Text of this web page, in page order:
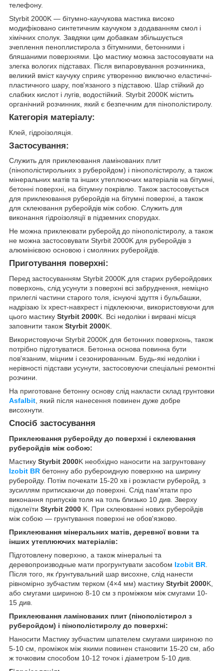
телефону.
Styrbit 2000K — бітумно-каучукова мастика високо
модифіковано синтетичним каучуком з додаванням смол і
хімічних сполук. Завдяки цим добавкам збільшується
зчеплення пеноплистирола з бітумними, бетонними і
бляшаними поверхнями. Цю мастику можна застосовувати на
злегка вологих підставах. Після випаровування розчинника,
великий вміст каучуку сприяє утворенню виключно еластичні-
пластичного шару, пов'язаного з підставою. Шар стійкий до
слабких кислот і лугів, водостійкий. Styrbit 2000K містить
органічний розчинник, який є безпечним для пінополістиролу.
Категорія матеріалу:
Клей, гідроізоляція.
Застосування:
Служить для приклеювання ламінованих плит
(пінополістирольних з руберойдом) і пінополістиролу, а також
мінеральних матів та інших утеплюючих матеріалів на бітумні,
бетонні поверхні, на бітумну покрівлю. Також застосовується
для приклеювання руберойдів на бітумні поверхні, а також
для склеювання руберойдів між собою. Служить для
виконання гідроізоляції в підземних спорудах.
Не можна приклеювати руберойд до пінополістиролу, а також
не можна застосовувати Styrbit 2000K для руберойдів з
алюмінієвою основою і смоляних руберойдів.
Приготування поверхні:
Перед застосуванням Styrbit 2000K для старих руберойдових
поверхонь, слід усунути з поверхні всі забруднення, неміцно
прилеглі частини старого толя, існуючі здуття і бульбашки,
надрізаю їх хрест-навхрест і підклеюючи, використовуючи для
цього мастику Styrbit 2000K. Всі недоліки і вирвані місця
заповнити також Styrbit 2000K.
Використовуючи Styrbit 2000K для бетонних поверхонь, також
потрібно підготуватися. Бетонна основа повинна бути
пов'язаним, міцним і сезонированным. Будь-які недоліки і
нерівності підстави усунути, застосовуючи спеціальні ремонтні
розчини.
На приготоване бетонну основу слід накласти склад грунтовки
Asfalbit , який після нанесення повинен дуже добре
висохнути.
Спосіб застосування
Приклеювання руберойду до поверхні і склеювання
руберойдів між собою:
Мастику Styrbit 2000K необхідно наносити на загрунтовану
Izobit BR бетонну або рубероидную поверхню на ширину
руберойду. Потім почекати 15-20 хв і розкласти руберойд, з
зусиллям притискаючи до поверхні. Слід пам'ятати про
виконання припусків толя на толь близько 10 див. Зверху
підклеїти Styrbit 2000 K. При склеюванні нових руберойдів
між собою — грунтування поверхні не обов'язково.
Приклеювання мінеральних матів, деревної вовни та
інших утеплюючих матеріалів:
Підготовлену поверхню, а також мінеральні та
деревопроизводные мати прогрунтувати засобом Izobit BR
Після того, як ґрунтувальний шар висохне, слід нанести
рівномірно зубчастим терком (4×4 мм) мастику Styrbit 2000K,
або смугами шириною 8-10 см з проміжком між смугами 10-
15 див.
Приклеювання ламінованих плит (пінополістирол з
руберойдом) і пінополістиролу до поверхні:
Наносити Мастику зубчастим шпателем смугами шириною по
5-10 см, проміжок між якими повинен становити 15-20 см, або
ж точковим способом 10-12 точок і діаметром 5-10 див.